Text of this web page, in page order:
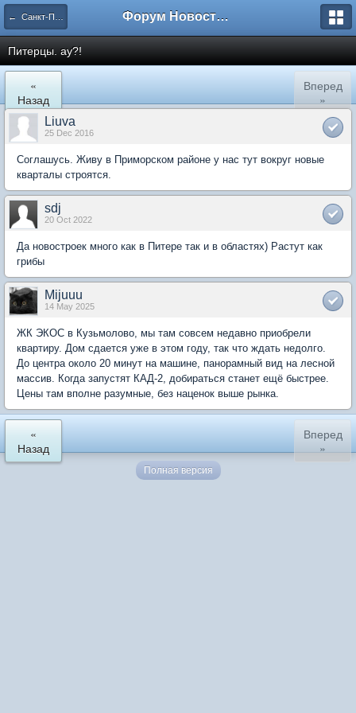
← Санкт-Петербург Форум Новостройки
Питерцы. ау?!
«
Назад
Вперед
»
Liuva
25 Dec 2016
Соглашусь. Живу в Приморском районе у нас тут вокруг новые
кварталы строятся.
sdj
20 Oct 2022
Да новостроек много как в Питере так и в областях) Растут как
грибы
Mijuuu
14 May 2025
ЖК ЭКОС в Кузьмолово, мы там совсем недавно приобрели
квартиру. Дом сдается уже в этом году, так что ждать недолго.
До центра около 20 минут на машине, панорамный вид на лесной
массив. Когда запустят КАД-2, добираться станет ещё быстрее.
Цены там вполне разумные, без наценок выше рынка.
«
Назад
Вперед
»
Полная версия